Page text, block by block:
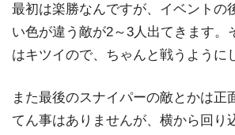
最初は楽勝なんですが、イベントの
い色が違う敵が2～3人出てきます。
はキツイので、ちゃんと戦うように
また最後のスナイパーの敵とかは正
てん事はありませんが、横から回り